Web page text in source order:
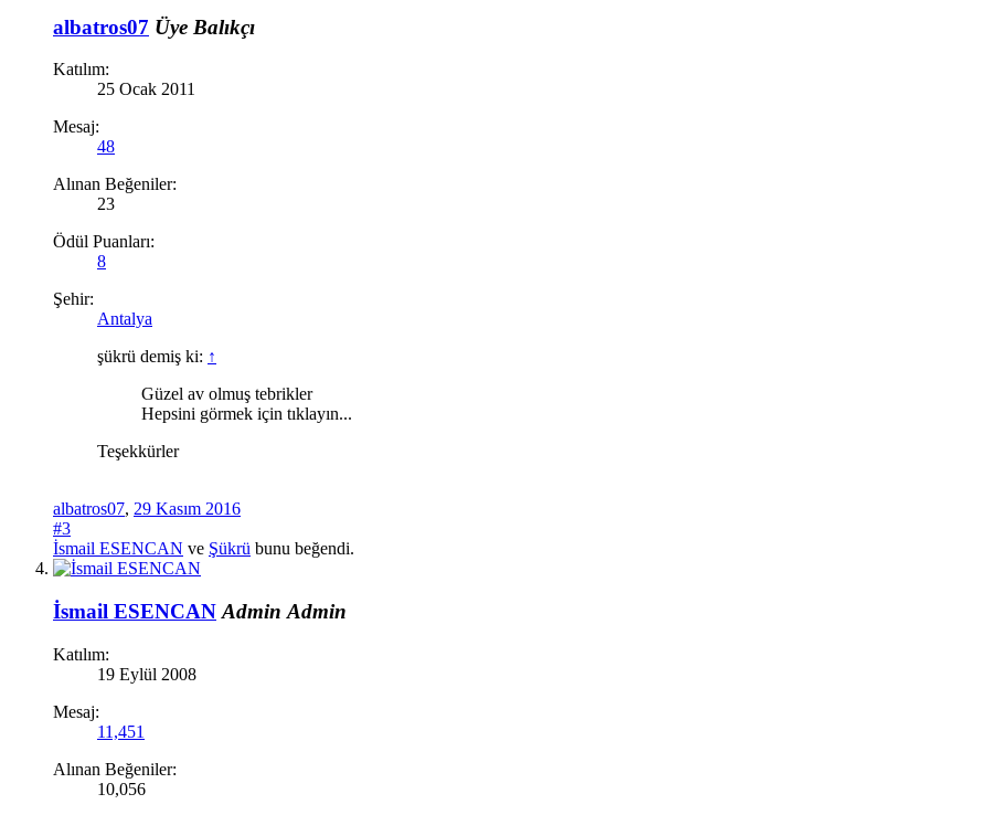
albatros07 Üye Balıkçı
Katılım:
25 Ocak 2011
Mesaj:
48
Alınan Beğeniler:
23
Ödül Puanları:
8
Şehir:
Antalya
şükrü demiş ki: ↑
Güzel av olmuş tebrikler
Hepsini görmek için tıklayın...
Teşekkürler
albatros07, 29 Kasım 2016
#3
İsmail ESENCAN ve Şükrü bunu beğendi.
İsmail ESENCAN Admin Admin
Katılım:
19 Eylül 2008
Mesaj:
11,451
Alınan Beğeniler:
10,056